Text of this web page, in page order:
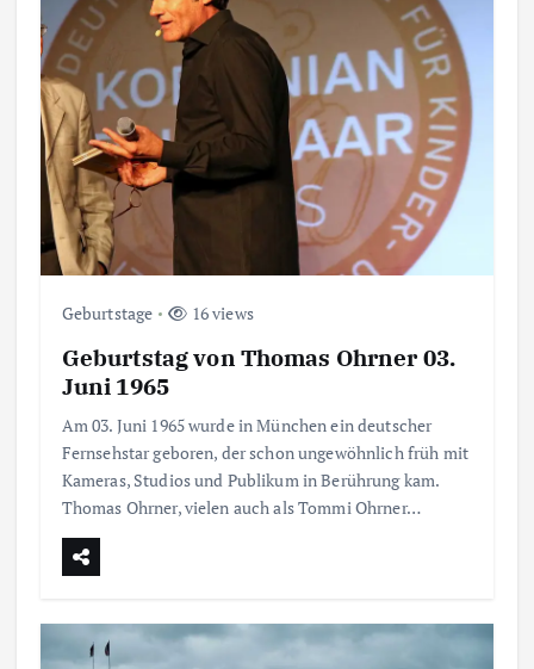
Geburtstage 16 views
Geburtstag von Thomas Ohrner 03.
Juni 1965
Am 03. Juni 1965 wurde in München ein deutscher
Fernsehstar geboren, der schon ungewöhnlich früh mit
Kameras, Studios und Publikum in Berührung kam.
Thomas Ohrner, vielen auch als Tommi Ohrner…